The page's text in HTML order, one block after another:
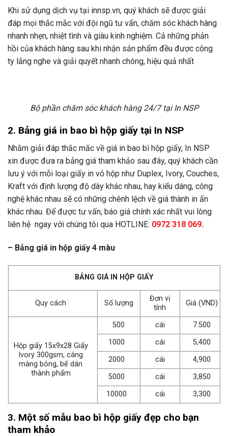
Khi sử dụng dịch vụ tại innsp.vn, quý khách sẽ được giải
đáp mọi thắc mắc với đội ngũ tư vấn, chăm sóc khách hàng
nhanh nhẹn, nhiệt tình và giàu kinh nghiệm. Cả những phản
hồi của khách hàng sau khi nhận sản phẩm đều được công
ty lắng nghe và giải quyết nhanh chóng, hiệu quả nhất
Bộ phần chăm sóc khách hàng 24/7 tại In NSP
2. Bảng giá in bao bì hộp giấy tại In NSP
Nhằm giải đáp thắc mắc về giá in bao bì hộp giấy, In NSP
xin được đưa ra bảng giá tham khảo sau đây, quý khách cần
lưu ý với mỗi loại giấy in vỏ hộp như Duplex, Ivory, Couches,
Kraft với định lượng độ dày khác nhau, hay kiểu dáng, công
nghệ khác nhau sẽ có những chênh lệch về giá thành in ấn
khác nhau. Để được tư vấn, báo giá chính xác nhất vui lòng
liên hệ ngay với chúng tôi qua HOTLINE: 0972 318 069.
– Bảng giá in hộp giấy 4 màu
BẢNG GIÁ IN HỘP GIẤY
Quy cách Số lượng
Đơn vị
tính
Giá (VND)
Hộp giấy 15x9x28 Giấy
Ivory 300gsm, cáng
màng bóng, bế dán
thành phẩm
500 cái
7.500
1000
cái
5,400
2000
cái
4,900
5000
cái
3,850
10000
cái 3,300
3. Một số mẫu bao bì hộp giấy đẹp cho bạn
tham khảo